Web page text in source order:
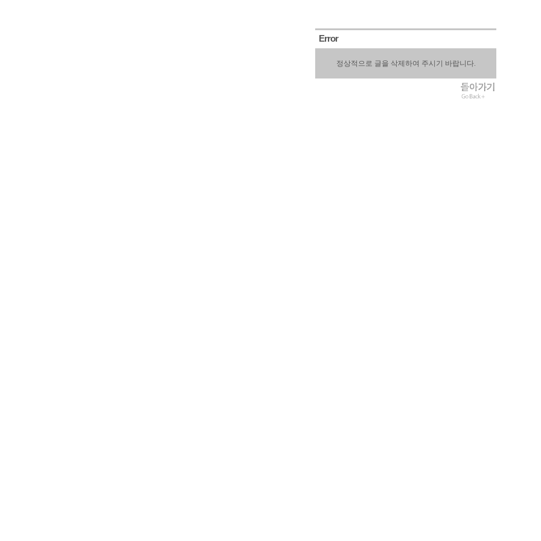
Error
정상적으로 글을 삭제하여 주시기 바랍니다.